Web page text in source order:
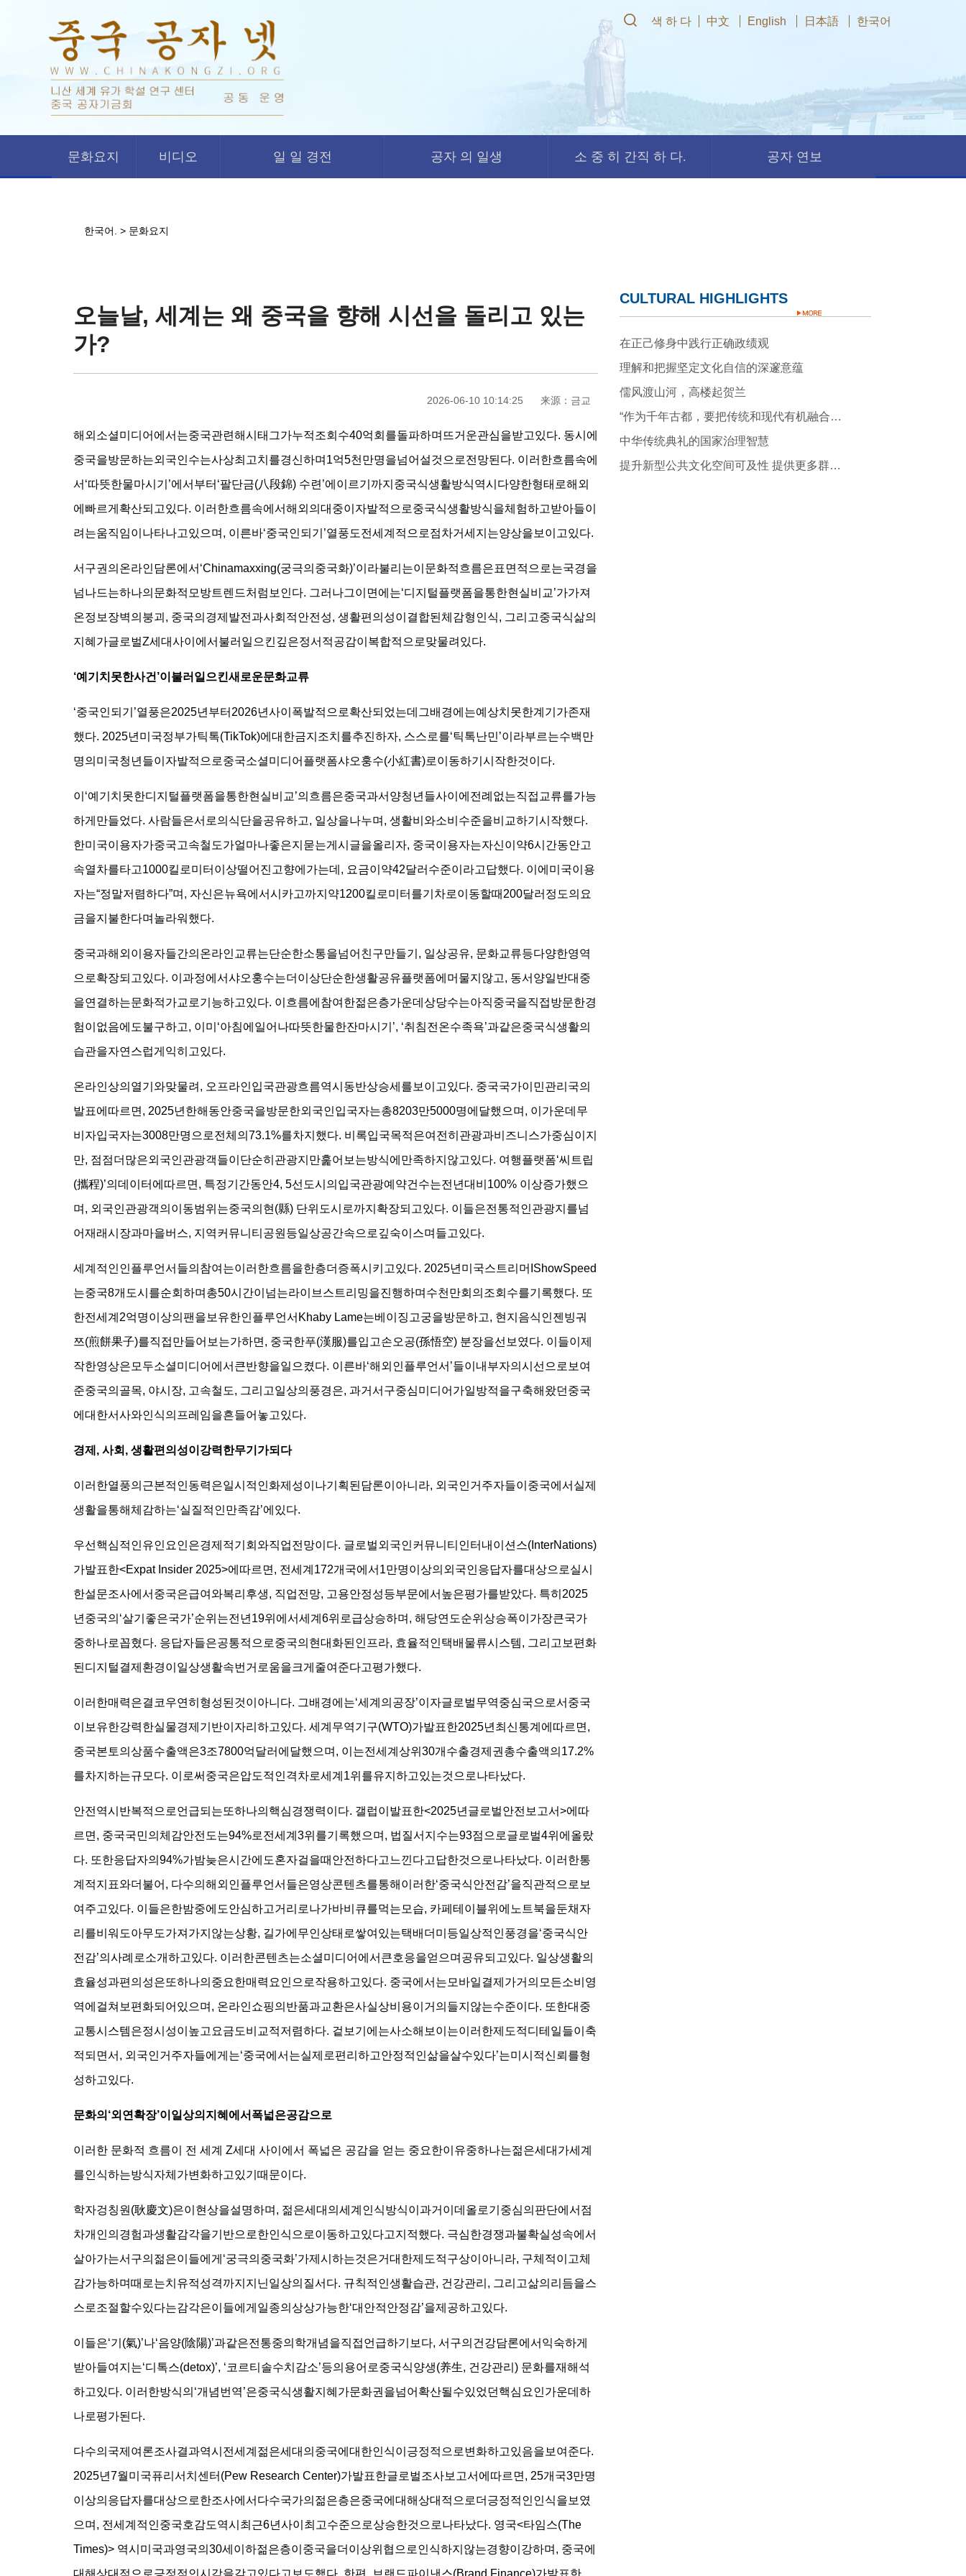
색 하 다 中文 English 日本語 한국어
문화요지 비디오 일 일 경전 공자 의 일생 소 중 히 간직 하 다. 공자 연보
한국어. > 문화요지
오늘날, 세계는 왜 중국을 향해 시선을 돌리고 있는
가?
2026-06-10 10:14:25 来源：금교
해외소셜미디어에서는중국관련해시태그가누적조회수40억회를돌파하며뜨거운관심을받고있다. 동시에
중국을방문하는외국인수는사상최고치를경신하며1억5천만명을넘어설것으로전망된다. 이러한흐름속에
서‘따뜻한물마시기’에서부터‘팔단금(八段錦) 수련’에이르기까지중국식생활방식역시다양한형태로해외
에빠르게확산되고있다. 이러한흐름속에서해외의대중이자발적으로중국식생활방식을체험하고받아들이
려는움직임이나타나고있으며, 이른바‘중국인되기’열풍도전세계적으로점차거세지는양상을보이고있다.
서구권의온라인담론에서‘Chinamaxxing(궁극의중국화)’이라불리는이문화적흐름은표면적으로는국경을
넘나드는하나의문화적모방트렌드처럼보인다. 그러나그이면에는‘디지털플랫폼을통한현실비교’가가져
온정보장벽의붕괴, 중국의경제발전과사회적안전성, 생활편의성이결합된체감형인식, 그리고중국식삶의
지혜가글로벌Z세대사이에서불러일으킨깊은정서적공감이복합적으로맞물려있다.
‘예기치못한사건’이불러일으킨새로운문화교류
‘중국인되기’열풍은2025년부터2026년사이폭발적으로확산되었는데그배경에는예상치못한계기가존재
했다. 2025년미국정부가틱톡(TikTok)에대한금지조치를추진하자, 스스로를‘틱톡난민’이라부르는수백만
명의미국청년들이자발적으로중국소셜미디어플랫폼샤오훙수(小紅書)로이동하기시작한것이다.
이‘예기치못한디지털플랫폼을통한현실비교’의흐름은중국과서양청년들사이에전례없는직접교류를가능
하게만들었다. 사람들은서로의식단을공유하고, 일상을나누며, 생활비와소비수준을비교하기시작했다.
한미국이용자가중국고속철도가얼마나좋은지묻는게시글을올리자, 중국이용자는자신이약6시간동안고
속열차를타고1000킬로미터이상떨어진고향에가는데, 요금이약42달러수준이라고답했다. 이에미국이용
자는“정말저렴하다”며, 자신은뉴욕에서시카고까지약1200킬로미터를기차로이동할때200달러정도의요
금을지불한다며놀라워했다.
중국과해외이용자들간의온라인교류는단순한소통을넘어친구만들기, 일상공유, 문화교류등다양한영역
으로확장되고있다. 이과정에서샤오훙수는더이상단순한생활공유플랫폼에머물지않고, 동서양일반대중
을연결하는문화적가교로기능하고있다. 이흐름에참여한젊은층가운데상당수는아직중국을직접방문한경
험이없음에도불구하고, 이미‘아침에일어나따뜻한물한잔마시기’, ‘취침전온수족욕’과같은중국식생활의
습관을자연스럽게익히고있다.
온라인상의열기와맞물려, 오프라인입국관광흐름역시동반상승세를보이고있다. 중국국가이민관리국의
발표에따르면, 2025년한해동안중국을방문한외국인입국자는총8203만5000명에달했으며, 이가운데무
비자입국자는3008만명으로전체의73.1%를차지했다. 비록입국목적은여전히관광과비즈니스가중심이지
만, 점점더많은외국인관광객들이단순히관광지만훑어보는방식에만족하지않고있다. 여행플랫폼‘씨트립
(攜程)’의데이터에따르면, 특정기간동안4, 5선도시의입국관광예약건수는전년대비100% 이상증가했으
며, 외국인관광객의이동범위는중국의현(縣) 단위도시로까지확장되고있다. 이들은전통적인관광지를넘
어재래시장과마을버스, 지역커뮤니티공원등일상공간속으로깊숙이스며들고있다.
세계적인인플루언서들의참여는이러한흐름을한층더증폭시키고있다. 2025년미국스트리머IShowSpeed
는중국8개도시를순회하며총50시간이넘는라이브스트리밍을진행하며수천만회의조회수를기록했다. 또
한전세계2억명이상의팬을보유한인플루언서Khaby Lame는베이징고궁을방문하고, 현지음식인젠빙궈
쯔(煎餅果子)를직접만들어보는가하면, 중국한푸(漢服)를입고손오공(孫悟空) 분장을선보였다. 이들이제
작한영상은모두소셜미디어에서큰반향을일으켰다. 이른바‘해외인플루언서’들이내부자의시선으로보여
준중국의골목, 야시장, 고속철도, 그리고일상의풍경은, 과거서구중심미디어가일방적을구축해왔던중국
에대한서사와인식의프레임을흔들어놓고있다.
경제, 사회, 생활편의성이강력한무기가되다
이러한열풍의근본적인동력은일시적인화제성이나기획된담론이아니라, 외국인거주자들이중국에서실제
생활을통해체감하는‘실질적인만족감’에있다.
우선핵심적인유인요인은경제적기회와직업전망이다. 글로벌외국인커뮤니티인터내이션스(InterNations)
가발표한<Expat Insider 2025>에따르면, 전세계172개국에서1만명이상의외국인응답자를대상으로실시
한설문조사에서중국은급여와복리후생, 직업전망, 고용안정성등부문에서높은평가를받았다. 특히2025
년중국의‘살기좋은국가’순위는전년19위에서세계6위로급상승하며, 해당연도순위상승폭이가장큰국가
중하나로꼽혔다. 응답자들은공통적으로중국의현대화된인프라, 효율적인택배물류시스템, 그리고보편화
된디지털결제환경이일상생활속번거로움을크게줄여준다고평가했다.
이러한매력은결코우연히형성된것이아니다. 그배경에는‘세계의공장’이자글로벌무역중심국으로서중국
이보유한강력한실물경제기반이자리하고있다. 세계무역기구(WTO)가발표한2025년최신통계에따르면,
중국본토의상품수출액은3조7800억달러에달했으며, 이는전세계상위30개수출경제권총수출액의17.2%
를차지하는규모다. 이로써중국은압도적인격차로세계1위를유지하고있는것으로나타났다.
안전역시반복적으로언급되는또하나의핵심경쟁력이다. 갤럽이발표한<2025년글로벌안전보고서>에따
르면, 중국국민의체감안전도는94%로전세계3위를기록했으며, 법질서지수는93점으로글로벌4위에올랐
다. 또한응답자의94%가밤늦은시간에도혼자걸을때안전하다고느낀다고답한것으로나타났다. 이러한통
계적지표와더불어, 다수의해외인플루언서들은영상콘텐츠를통해이러한‘중국식안전감’을직관적으로보
여주고있다. 이들은한밤중에도안심하고거리로나가바비큐를먹는모습, 카페테이블위에노트북을둔채자
리를비워도아무도가져가지않는상황, 길가에무인상태로쌓여있는택배더미등일상적인풍경을‘중국식안
전감’의사례로소개하고있다. 이러한콘텐츠는소셜미디어에서큰호응을얻으며공유되고있다. 일상생활의
효율성과편의성은또하나의중요한매력요인으로작용하고있다. 중국에서는모바일결제가거의모든소비영
역에걸쳐보편화되어있으며, 온라인쇼핑의반품과교환은사실상비용이거의들지않는수준이다. 또한대중
교통시스템은정시성이높고요금도비교적저렴하다. 겉보기에는사소해보이는이러한제도적디테일들이축
적되면서, 외국인거주자들에게는‘중국에서는실제로편리하고안정적인삶을살수있다’는미시적신뢰를형
성하고있다.
문화의‘외연확장’이일상의지혜에서폭넓은공감으로
이러한 문화적 흐름이 전 세계 Z세대 사이에서 폭넓은 공감을 얻는 중요한이유중하나는젊은세대가세계
를인식하는방식자체가변화하고있기때문이다.
학자겅칭원(耿慶文)은이현상을설명하며, 젊은세대의세계인식방식이과거이데올로기중심의판단에서점
차개인의경험과생활감각을기반으로한인식으로이동하고있다고지적했다. 극심한경쟁과불확실성속에서
살아가는서구의젊은이들에게‘궁극의중국화’가제시하는것은거대한제도적구상이아니라, 구체적이고체
감가능하며때로는치유적성격까지지닌일상의질서다. 규칙적인생활습관, 건강관리, 그리고삶의리듬을스
스로조절할수있다는감각은이들에게일종의상상가능한‘대안적안정감’을제공하고있다.
이들은‘기(氣)’나‘음양(陰陽)’과같은전통중의학개념을직접언급하기보다, 서구의건강담론에서익숙하게
받아들여지는‘디톡스(detox)’, ‘코르티솔수치감소’등의용어로중국식양생(养生, 건강관리) 문화를재해석
하고있다. 이러한방식의‘개념번역’은중국식생활지혜가문화권을넘어확산될수있었던핵심요인가운데하
나로평가된다.
다수의국제여론조사결과역시전세계젊은세대의중국에대한인식이긍정적으로변화하고있음을보여준다.
2025년7월미국퓨리서치센터(Pew Research Center)가발표한글로벌조사보고서에따르면, 25개국3만명
이상의응답자를대상으로한조사에서다수국가의젊은층은중국에대해상대적으로더긍정적인인식을보였
으며, 전세계적인중국호감도역시최근6년사이최고수준으로상승한것으로나타났다. 영국<타임스(The
Times)> 역시미국과영국의30세이하젊은층이중국을더이상위협으로인식하지않는경향이강하며, 중국에
대해상대적으로긍정적인시각을갖고있다고보도했다. 한편, 브랜드파이낸스(Brand Finance)가발표한
CULTURAL HIGHLIGHTS
在正己修身中践行正确政绩观
理解和把握坚定文化自信的深邃意蕴
儒风渡山河，高楼起贺兰
“作为千年古都，要把传统和现代有机融合在一起”
中华传统典礼的国家治理智慧
提升新型公共文化空间可及性 提供更多群众身边的文化服务